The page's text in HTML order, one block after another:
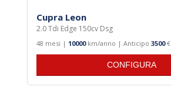
Cupra Leon
2.0 Tdi Edge 150cv Dsg
48 mesi | 10000km/anno | Anticipo 3500€
CONFIGURA